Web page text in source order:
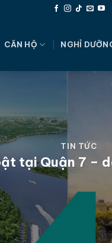
CĂN HỘ NGHỈ
TIN TỨC
tại Quận 7 –